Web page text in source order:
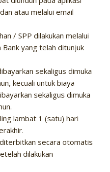
atau melalui email
/ SPP dilakukan melalui
yang telah ditunjuk
sekaligus dimuka
kecuali untuk biaya
sekaligus dimuka
lambat 1 (satu) hari
secara otomatis
dilakukan